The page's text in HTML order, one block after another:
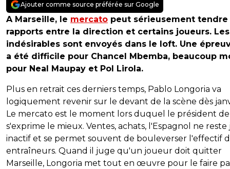
Ajouter comme source préférée sur Google
A Marseille, le mercato peut sérieusement tendre
rapports entre la direction et certains joueurs. Les
indésirables sont envoyés dans le loft. Une
a été difficile pour Chancel Mbemba, beaucoup
pour Neal Maupay et Pol Lirola.
Plus en retrait ces derniers temps, Pablo Longoria va
logiquement revenir sur le devant de la scène dès
Le mercato est le moment lors duquel le président
s'exprime le mieux. Ventes, achats, l'Espagnol ne reste
inactif et se permet souvent de bouleverser l'effectif
entraîneurs. Quand il juge qu'un joueur doit quitter
Marseille, Longoria met tout en œuvre pour le faire